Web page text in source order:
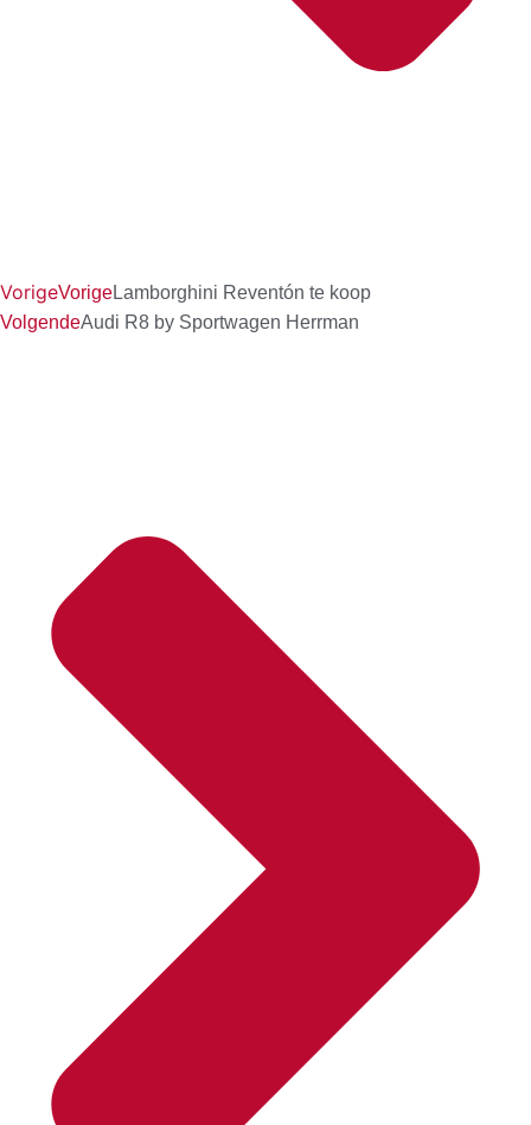
VorigeVorigeLamborghini Reventón te koop
VolgendeAudi R8 by Sportwagen Herrman